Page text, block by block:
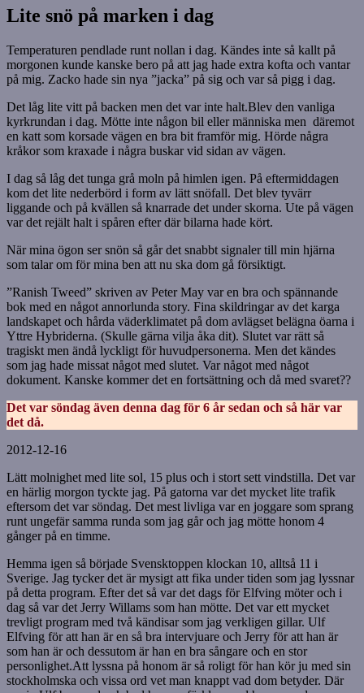
Lite snö på marken i dag
Temperaturen pendlade runt nollan i dag. Kändes inte så kallt på
morgonen kunde kanske bero på att jag hade extra kofta och vantar
på mig. Zacko hade sin nya ”jacka” på sig och var så pigg i dag.
Det låg lite vitt på backen men det var inte halt.Blev den vanliga
kyrkrundan i dag. Mötte inte någon bil eller människa men däremot
en katt som korsade vägen en bra bit framför mig. Hörde några
kråkor som kraxade i några buskar vid sidan av vägen.
I dag så låg det tunga grå moln på himlen igen. På eftermiddagen
kom det lite nederbörd i form av lätt snöfall. Det blev tyvärr
liggande och på kvällen så knarrade det under skorna. Ute på vägen
var det rejält halt i spåren efter där bilarna hade kört.
När mina ögon ser snön så går det snabbt signaler till min hjärna
som talar om för mina ben att nu ska dom gå försiktigt.
”Ranish Tweed” skriven av Peter May var en bra och spännande
bok med en något annorlunda story. Fina skildringar av det karga
landskapet och hårda väderklimatet på dom avlägset belägna öarna i
Yttre Hybriderna. (Skulle gärna vilja åka dit). Slutet var rätt så
tragiskt men ändå lyckligt för huvudpersonerna. Men det kändes
som jag hade missat något med slutet. Var något med något
dokument. Kanske kommer det en fortsättning och då med svaret??
Det var söndag även denna dag för 6 år sedan och så här var
det då.
2012-12-16
Lätt molnighet med lite sol, 15 plus och i stort sett vindstilla. Det var
en härlig morgon tyckte jag. På gatorna var det mycket lite trafik
eftersom det var söndag. Det mest livliga var en joggare som sprang
runt ungefär samma runda som jag går och jag mötte honom 4
gånger på en timme.
Hemma igen så började Svensktoppen klockan 10, alltså 11 i
Sverige. Jag tycker det är mysigt att fika under tiden som jag lyssnar
på detta program. Efter det så var det dags för Elfving möter och i
dag så var det Jerry Willams som han mötte. Det var ett mycket
trevligt program med två kändisar som jag verkligen gillar. Ulf
Elfving för att han är en så bra intervjuare och Jerry för att han är
som han är och dessutom är han en bra sångare och en stor
personlighet.Att lyssna på honom är så roligt för han kör ju med sin
stockholmska och vissa ord vet man knappt vad dom betyder. Där